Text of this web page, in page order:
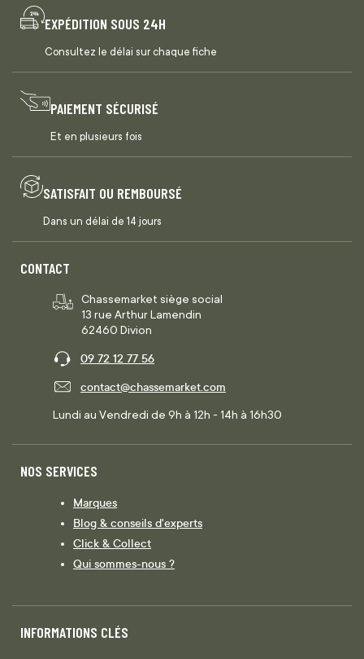
EXPÉDITION SOUS 24H
Consultez le délai sur chaque fiche
PAIEMENT SÉCURISÉ
Et en plusieurs fois
SATISFAIT OU REMBOURSÉ
Dans un délai de 14 jours
CONTACT
Chassemarket siège social
13 rue Arthur Lamendin
62460 Divion
09 72 12 77 56
contact@chassemarket.com
Lundi au Vendredi de 9h à 12h - 14h à 16h30
NOS SERVICES
Marques
Blog & conseils d'experts
Click & Collect
Qui sommes-nous ?
INFORMATIONS CLÉS